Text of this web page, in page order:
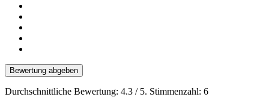
Bewertung abgeben
Durchschnittliche Bewertung: 4.3 / 5. Stimmenzahl: 6